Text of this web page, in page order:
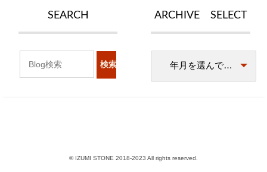
ARCHIVE SELECT
SEARCH
© IZUMI STONE 2018-2023 All rights reserved.